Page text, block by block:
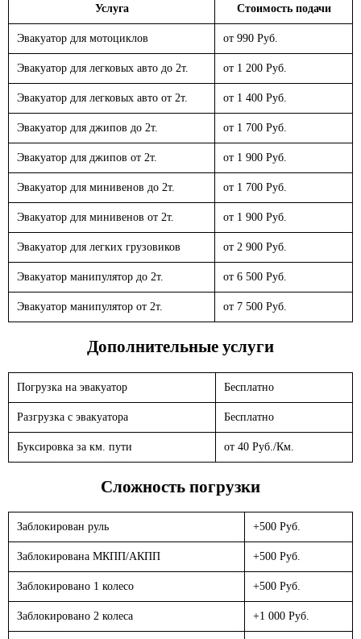
Услуга Стоимость подачи
Эвакуатор для мотоциклов от 990 Руб.
Эвакуатор для легковых авто до 2т. от 1 200 Руб.
Эвакуатор для легковых авто от 2т. от 1 400 Руб.
Эвакуатор для джипов до 2т. от 1 700 Руб.
Эвакуатор для джипов от 2т. от 1 900 Руб.
Эвакуатор для минивенов до 2т. от 1 700 Руб.
Эвакуатор для минивенов от 2т. от 1 900 Руб.
Эвакуатор для легких грузовиков от 2 900 Руб.
Эвакуатор манипулятор до 2т. от 6 500 Руб.
Эвакуатор манипулятор от 2т. от 7 500 Руб.
Дополнительные услуги
Погрузка на эвакуатор Бесплатно
Разгрузка с эвакуатора Бесплатно
Буксировка за км. пути от 40 Руб./Км.
Сложность погрузки
Заблокирован руль +500 Руб.
Заблокирована МКПП/АКПП +500 Руб.
Заблокировано 1 колесо +500 Руб.
Заблокировано 2 колеса +1 000 Руб.